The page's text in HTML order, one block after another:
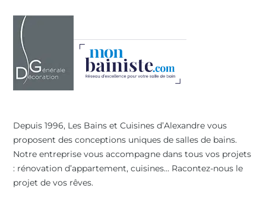
Depuis 1996, Les Bains et Cuisines d’Alexandre vous
proposent des conceptions uniques de salles de bains.
Notre entreprise vous accompagne dans tous vos projets
: rénovation d’appartement, cuisines… Racontez-nous le
projet de vos rêves.